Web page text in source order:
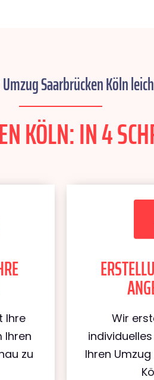
Saarbrücken Köln
KÖLN: IN 4
Ihre
Ihren
zu
Wir
Ihren